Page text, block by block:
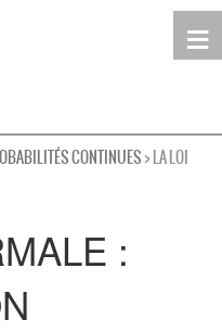
≡
CONTINUES> LA LOI
: